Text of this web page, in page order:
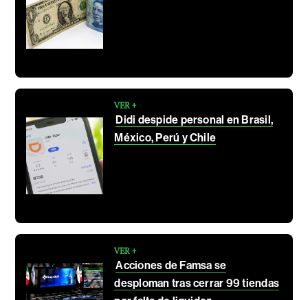
VER +
Didi despide personal en Brasil,
México, Perú y Chile
VER +
Acciones de Famsa se
desploman tras cerrar 99 tiendas